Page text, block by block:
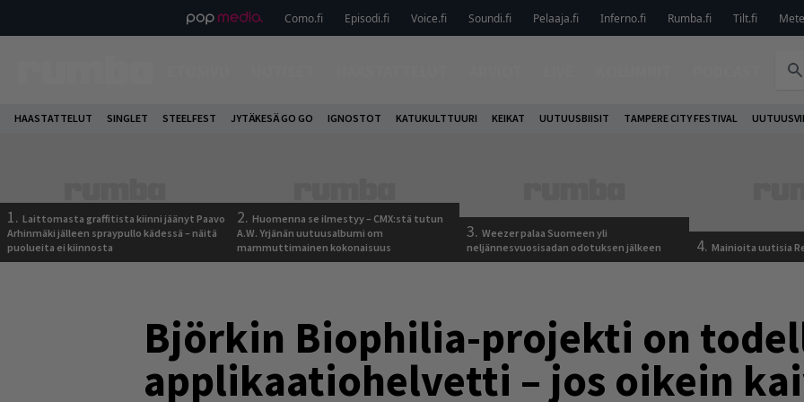
Como.fi Episodi.fi Voice.fi Soundi.fi Pelaaja.fi Inferno.fi Rumba.fi Tilt.fi
HAASTATTELUT SINGLET STEELFEST JYTÄKESÄ GO GO IGNOSTOT KATUKULTTUURI KEIKAT UUTUUSBIISIT TAMPERE CITY FESTIVAL
1. Laittomasta graffitista kiinni jäänyt Paavo
Arhinmäki jälleen spraypullo kädessä – näitä
puolueita ei kiinnosta
2. Huomenna se ilmestyy – CMX:stä tutun
A.W. Yrjänän uutuusalbumi om
mammuttimainen kokonaisuus
3. Weezer palaa Suomeen yli
neljännesvuosisadan odotuksen jälkeen
4. Mainioita uutisia
Björkin Biophilia-projekti on
applikaatiohelvetti – jos oikein